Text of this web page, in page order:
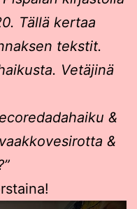
Tällä kertaa
tekstit.
Vetäjinä
&
&